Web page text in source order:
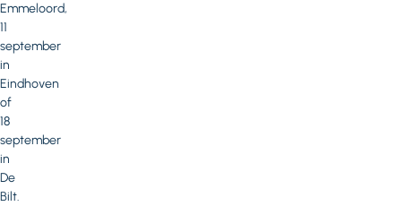
Emmeloord,
11
september
in
Eindhoven
of
18
september
in
De
Bilt.